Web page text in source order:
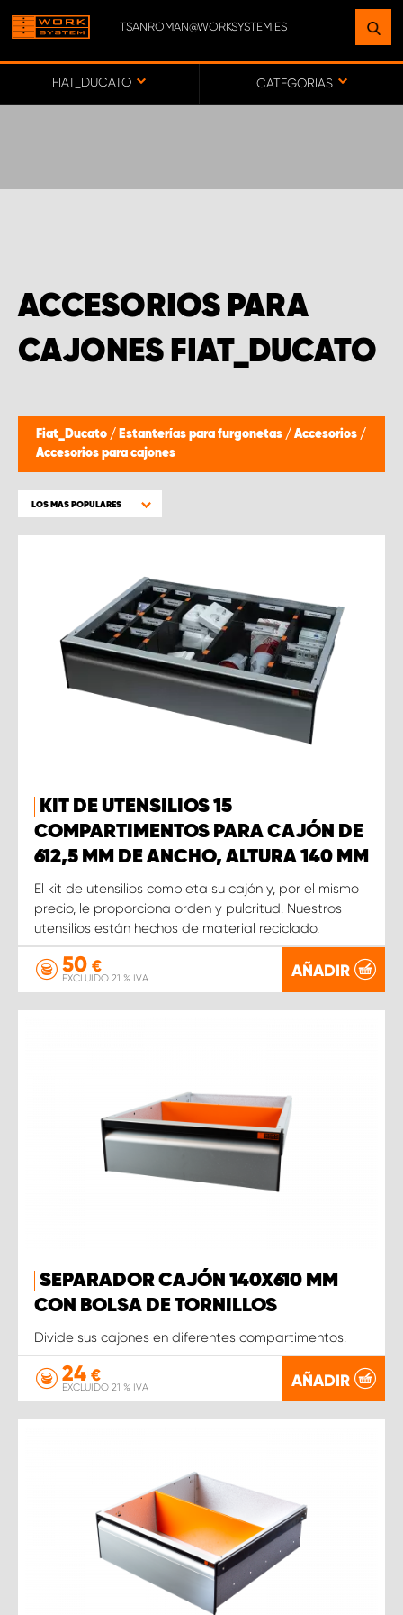
TSANROMAN@WORKSYSTEM.ES
FIAT_DUCATO CATEGORIAS
ACCESORIOS PARA
CAJONES FIAT_DUCATO
Fiat_Ducato / Estanterías para furgonetas / Accesorios /
Accesorios para cajones
LOS MAS POPULARES
KIT DE UTENSILIOS 15
COMPARTIMENTOS PARA CAJÓN DE
612,5 MM DE ANCHO, ALTURA 140 MM
El kit de utensilios completa su cajón y, por el mismo
precio, le proporciona orden y pulcritud. Nuestros
utensilios están hechos de material reciclado.
50 €
EXCLUIDO 21 % IVA AÑADIR
SEPARADOR CAJÓN 140X610 MM
CON BOLSA DE TORNILLOS
Divide sus cajones en diferentes compartimentos.
24 €
EXCLUIDO 21 % IVA AÑADIR
ENCUENTRE UNA INSTALACIÓN
CERCA DE USTED